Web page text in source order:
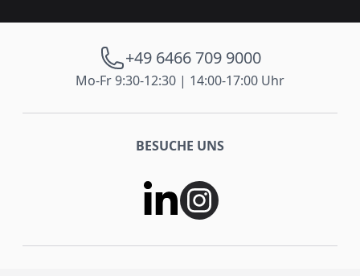
+49 6466 709 9000
Mo-Fr 9:30-12:30 | 14:00-17:00 Uhr
BESUCHE UNS